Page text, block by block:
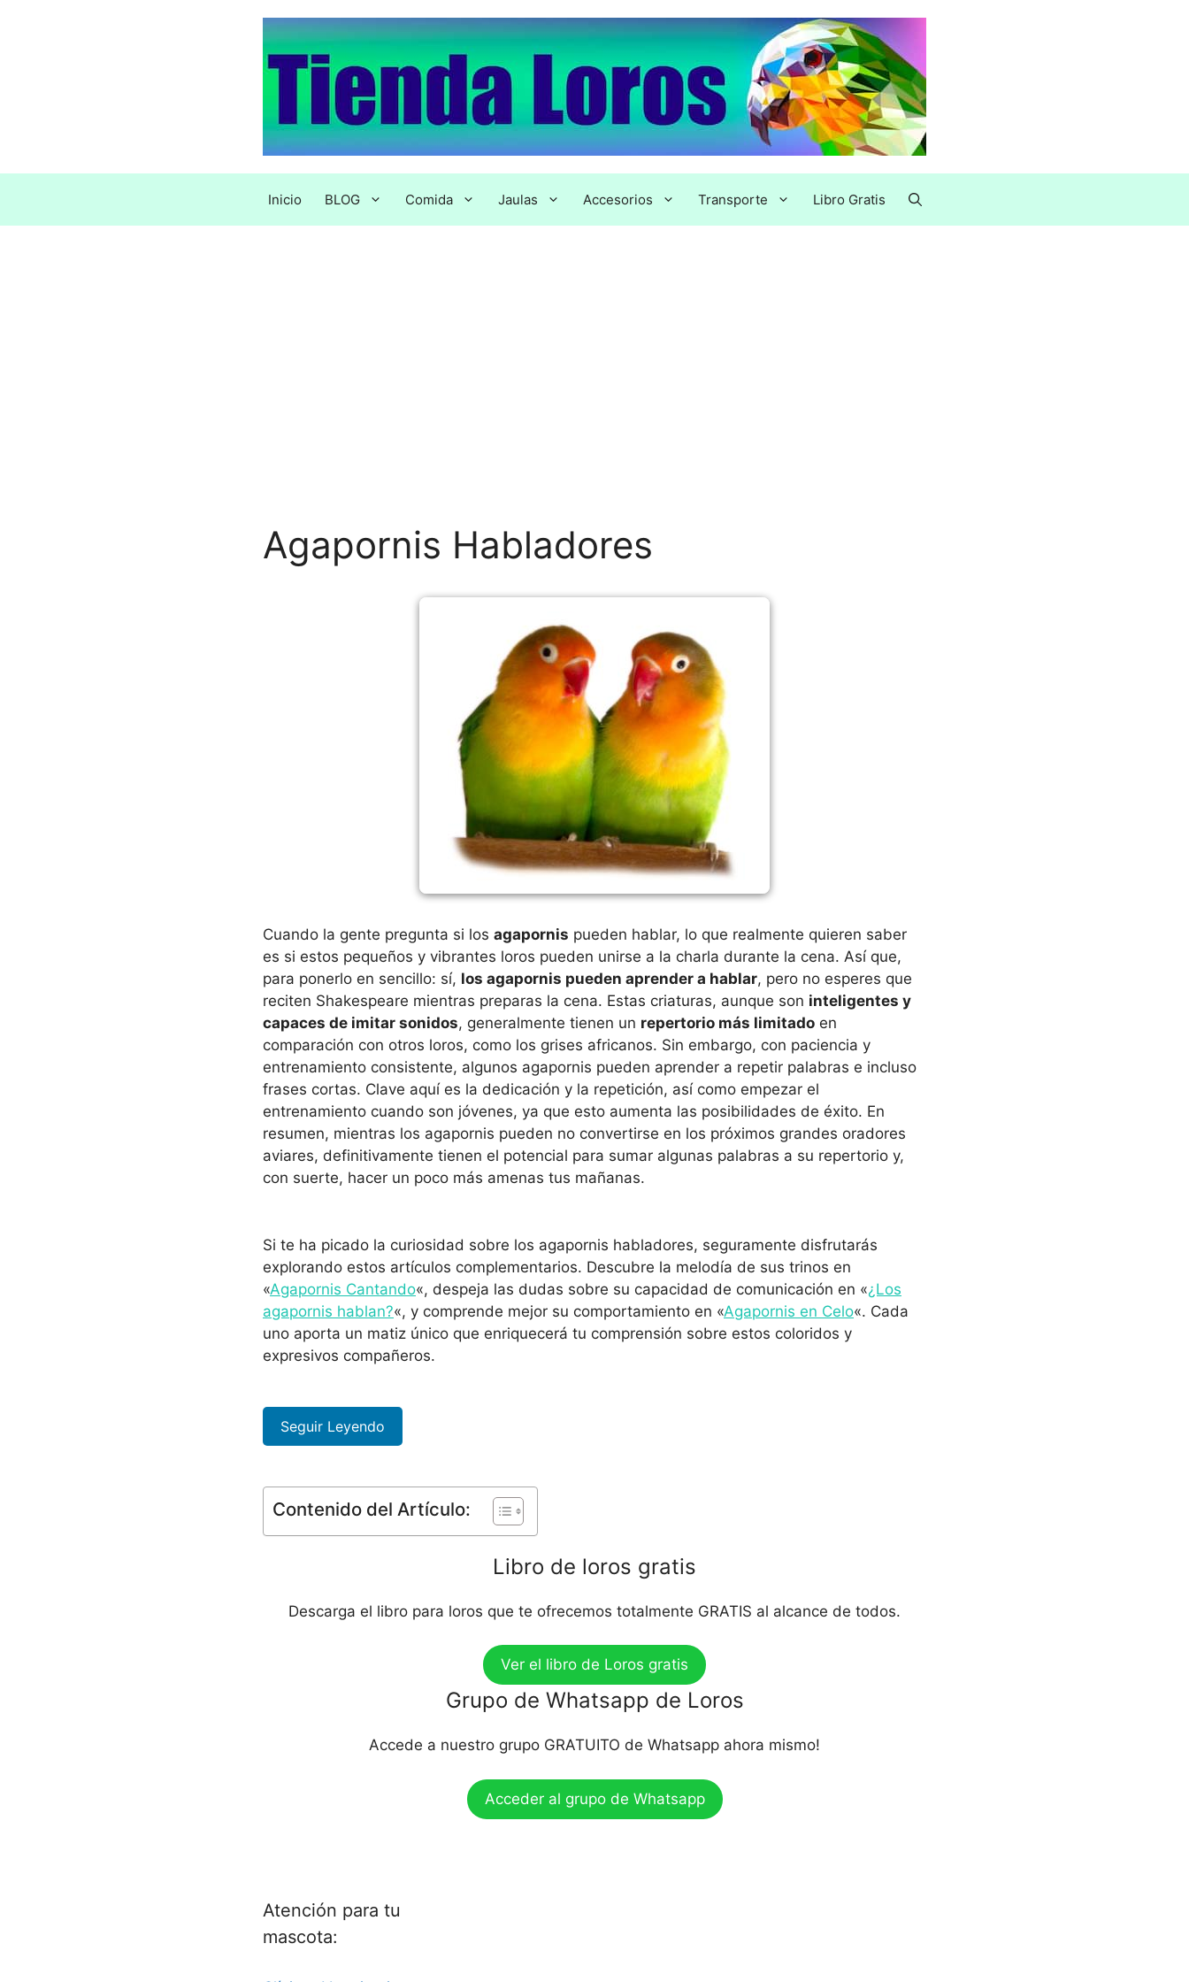
Inicio BLOG Comida Jaulas Accesorios Transporte Libro Gratis
Agapornis Habladores
Cuando la gente pregunta si los agapornis pueden hablar, lo que realmente quieren saber
es si estos pequeños y vibrantes loros pueden unirse a la charla durante la cena. Así que,
para ponerlo en sencillo: sí, los agapornis pueden aprender a hablar, pero no esperes que
reciten Shakespeare mientras preparas la cena. Estas criaturas, aunque son inteligentes y
capaces de imitar sonidos, generalmente tienen un repertorio más limitado en
comparación con otros loros, como los grises africanos. Sin embargo, con paciencia y
entrenamiento consistente, algunos agapornis pueden aprender a repetir palabras e incluso
frases cortas. Clave aquí es la dedicación y la repetición, así como empezar el
entrenamiento cuando son jóvenes, ya que esto aumenta las posibilidades de éxito. En
resumen, mientras los agapornis pueden no convertirse en los próximos grandes oradores
aviares, definitivamente tienen el potencial para sumar algunas palabras a su repertorio y,
con suerte, hacer un poco más amenas tus mañanas.
Si te ha picado la curiosidad sobre los agapornis habladores, seguramente disfrutarás
explorando estos artículos complementarios. Descubre la melodía de sus trinos en
«Agapornis Cantando«, despeja las dudas sobre su capacidad de comunicación en «¿Los
agapornis hablan?«, y comprende mejor su comportamiento en «Agapornis en Celo«. Cada
uno aporta un matiz único que enriquecerá tu comprensión sobre estos coloridos y
expresivos compañeros.
Seguir Leyendo
Contenido del Artículo:
Libro de loros gratis
Descarga el libro para loros que te ofrecemos totalmente GRATIS al alcance de todos.
Ver el libro de Loros gratis
Grupo de Whatsapp de Loros
Accede a nuestro grupo GRATUITO de Whatsapp ahora mismo!
Acceder al grupo de Whatsapp
Atención para tu
mascota: